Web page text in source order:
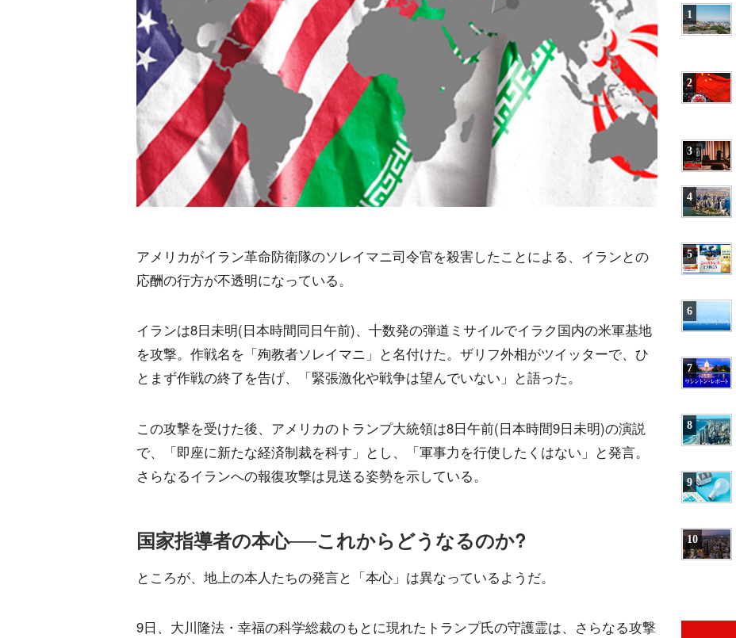
アメリカがイラン革命防衛隊のソレイマニ司令官を殺害したことによる、イランとの
応酬の行方が不透明になっている。
イランは8日未明(日本時間同日午前)、十数発の弾道ミサイルでイラク国内の米軍基地
を攻撃。作戦名を「殉教者ソレイマニ」と名付けた。ザリフ外相がツイッターで、ひ
とまず作戦の終了を告げ、「緊張激化や戦争は望んでいない」と語った。
この攻撃を受けた後、アメリカのトランプ大統領は8日午前(日本時間9日未明)の演説
で、「即座に新たな経済制裁を科す」とし、「軍事力を行使したくはない」と発言。
さらなるイランへの報復攻撃は見送る姿勢を示している。
国家指導者の本心──これからどうなるのか?
ところが、地上の本人たちの発言と「本心」は異なっているようだ。
9日、大川隆法・幸福の科学総裁のもとに現れたトランプ氏の守護霊は、さらなる攻撃
1
2
3
4
5
6
7
8
9
10